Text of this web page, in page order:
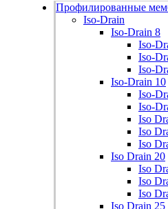
Профилированные
Iso-Drain
Iso-Drain 8
Iso-
Iso-
Iso-
Iso-Drain 10
Iso-
Iso-
Iso
Iso
Iso
Iso Drain 20
Iso
Iso
Iso
Iso Drain 25